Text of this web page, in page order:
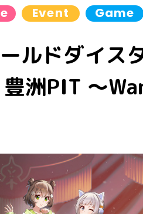
Event Game
ールドダイ
洲PIT ～